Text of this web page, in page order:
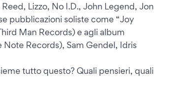
Lizzo, No I.D., John Legend, Jon
pubblicazioni soliste come “Joy
Man Records) e agli album
Records), Sam Gendel, Idris
tutto questo? Quali pensieri, quali